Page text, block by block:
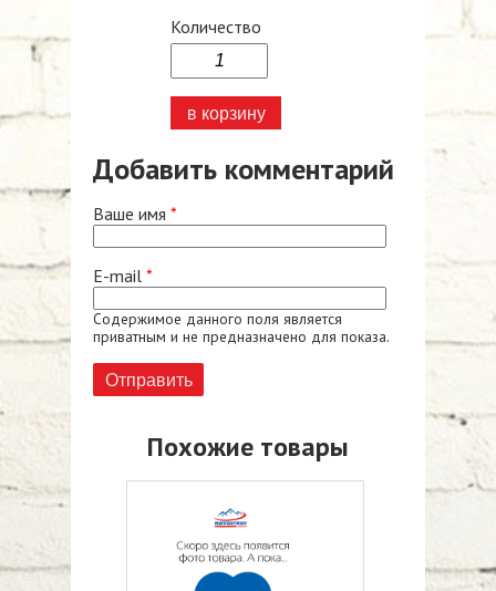
Количество
Добавить комментарий
Ваше имя *
E-mail *
Содержимое данного поля является
приватным и не предназначено для показа.
Похожие товары